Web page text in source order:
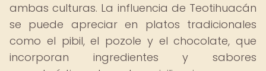
ambas culturas. La influencia de Teotihuacán
se puede apreciar en platos tradicionales
como el pibil, el pozole y el chocolate, que
incorporan ingredientes y sabores